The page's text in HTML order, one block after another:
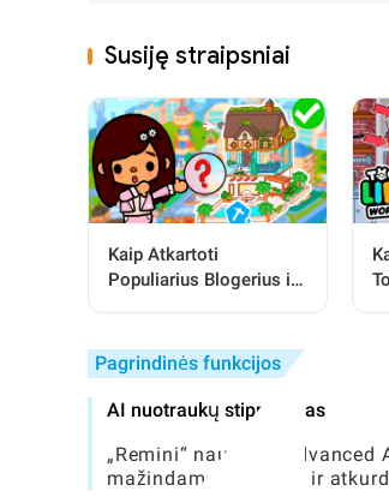
Susiję straipsniai
Kaip Atkartoti
Populiarius Blogerius ir
Pagrindinės funkcijos
AI nuotraukų stiprintuvas
„Remini“ naudoja
mažindama triukšmą ir